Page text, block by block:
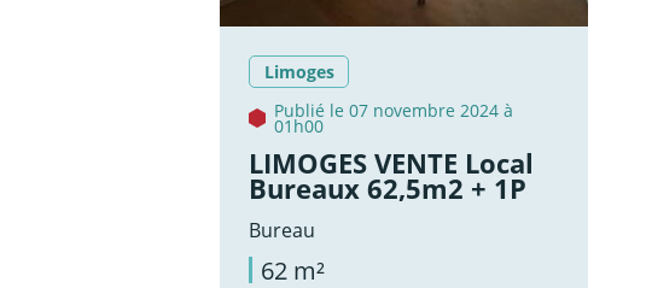
Limoges
Publié le 07 novembre 2024 à
01h00
LIMOGES VENTE Local
Bureaux 62,5m2 + 1P
Bureau
62 m²